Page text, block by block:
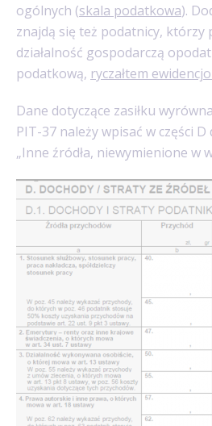
ogólnych (skala podatkowa).
znajdą się też podatnicy, którzy
działalność gospodarczą
podatkową, ryczałtem
Dane dotyczące zasiłku
PIT-37 należy wpisać w części
„Inne źródła, niewymienione w